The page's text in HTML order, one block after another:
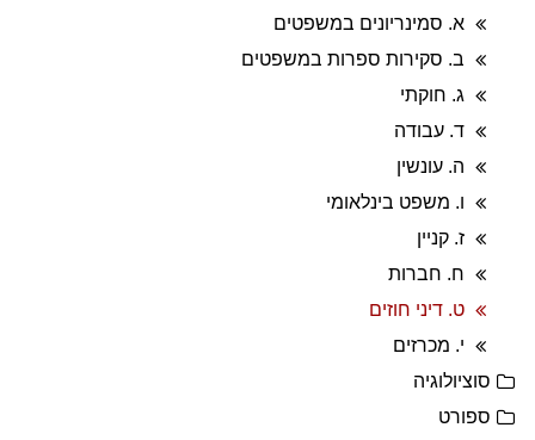
א. סמינריונים במשפטים
ב. סקירות ספרות במשפטים
ג. חוקתי
ד. עבודה
ה. עונשין
ו. משפט בינלאומי
ז. קניין
ח. חברות
ט. דיני חוזים
י. מכרזים
סוציולוגיה
ספורט